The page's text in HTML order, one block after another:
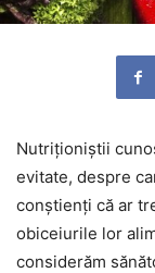
Nutriționiștii
evitate, despre
conștienți că ar
obiceiurile lor
considerăm